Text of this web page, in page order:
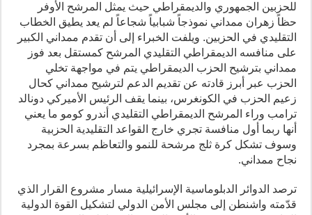
للحزبين الجمهوري والديمقراطي حيث يمثل المرشح الأوفر
حظاً زهران ممداني نموذجاً شبابياً شجاعاً لم يعد يطيق الخطاب
التقليدي في الحزبين. ويلفت الخبراء إلى أن تقدم ممداني الكبير
على منافسه الديمقراطي التقليدي المرشح كمستقل بعد فوز
ممداني بترشيح الحزب الديمقراطي يتم في مواجهة تخلي
الحزب عبر أبرز قادته عن تقديم الدعم لترشيح ممداني كحال
زعيم الحزب في الكونغرس، بينما يقف الرئيس الأميركي دونالد
ترامب وراء المرشح الديمقراطي التقليدي أندرو كومو ما يعني
أنها ربما أول منافسة تجري خارج القواعد التقليدية الحزبية
وسوف تشكل كرة ثلج مرشحة للنمو والتعاظم بسرعة بمجرد
نجاح ممداني.
ترصد الدوائر الدبلوماسية الإسرائيلية مسار مشروع القرار الذي
قدّمته واشنطن إلى مجلس الأمن الدولي لتشكيل القوة الدولية